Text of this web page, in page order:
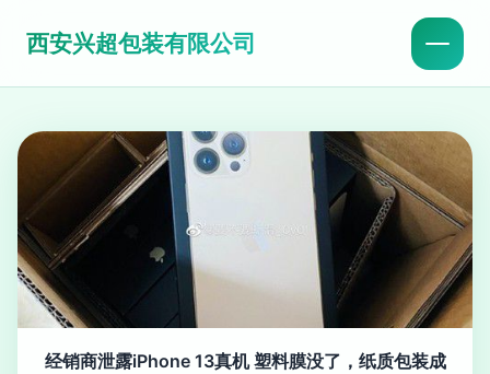
西安兴超包装有限公司
经销商泄露iPhone 13真机 塑料膜没了，纸质包装成